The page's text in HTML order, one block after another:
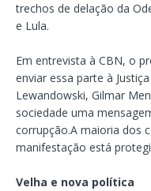
trechos de delação da
e Lula.
Em entrevista à CBN, o
enviar essa parte à
Lewandowski, Gilmar
sociedade uma
corrupção.A maioria dos
manifestação está
Velha e nova política